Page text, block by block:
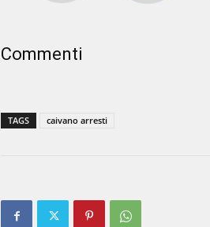
Commenti
TAGS caivano arresti